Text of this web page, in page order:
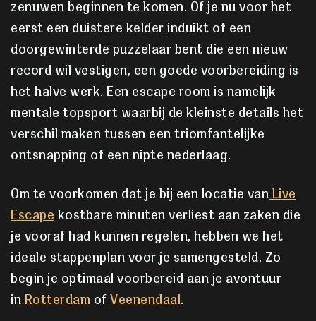
zenuwen beginnen te komen. Of je nu voor het
eerst een duistere kelder induikt of een
doorgewinterde puzzelaar bent die een nieuw
record wil vestigen, een goede voorbereiding is
het halve werk. Een escape room is namelijk
mentale topsport waarbij de kleinste details het
verschil maken tussen een triomfantelijke
ontsnapping of een nipte nederlaag.
Om te voorkomen dat je bij een locatie van Live
Escape kostbare minuten verliest aan zaken die
je vooraf had kunnen regelen, hebben we het
ideale stappenplan voor je samengesteld. Zo
begin je optimaal voorbereid aan je avontuur
in Rotterdam of Veenendaal .